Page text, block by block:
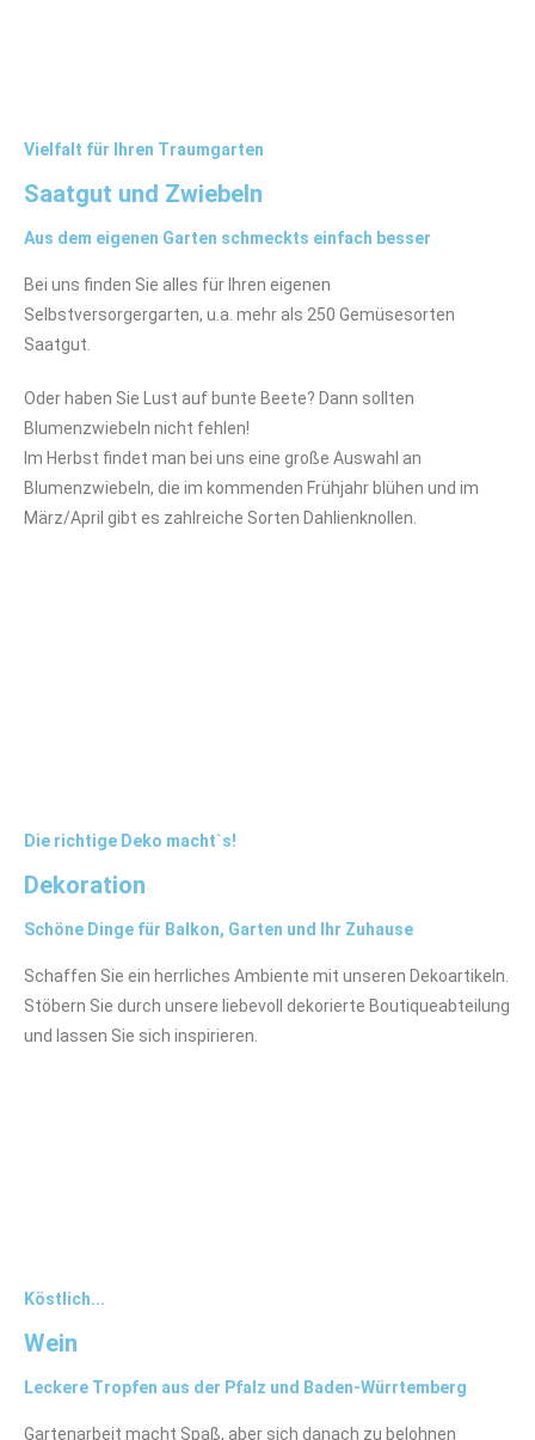
Vielfalt für Ihren Traumgarten
Saatgut und Zwiebeln
Aus dem eigenen Garten schmeckts einfach besser
Bei uns finden Sie alles für Ihren eigenen
Selbstversorgergarten, u.a. mehr als 250 Gemüsesorten
Saatgut.
Oder haben Sie Lust auf bunte Beete? Dann sollten
Blumenzwiebeln nicht fehlen!
Im Herbst findet man bei uns eine große Auswahl an
Blumenzwiebeln, die im kommenden Frühjahr blühen und im
März/April gibt es zahlreiche Sorten Dahlienknollen.
Die richtige Deko macht`s!
Dekoration
Schöne Dinge für Balkon, Garten und Ihr Zuhause
Schaffen Sie ein herrliches Ambiente mit unseren Dekoartikeln.
Stöbern Sie durch unsere liebevoll dekorierte Boutiqueabteilung
und lassen Sie sich inspirieren.
Köstlich...
Wein
Leckere Tropfen aus der Pfalz und Baden-Würrtemberg
Gartenarbeit macht Spaß, aber sich danach zu belohnen